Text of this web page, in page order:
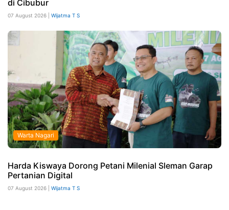
di Cibubur
07 August 2026 | Wijatma T S
Warta Nagari
Harda Kiswaya Dorong Petani Milenial Sleman Garap
Pertanian Digital
07 August 2026 | Wijatma T S